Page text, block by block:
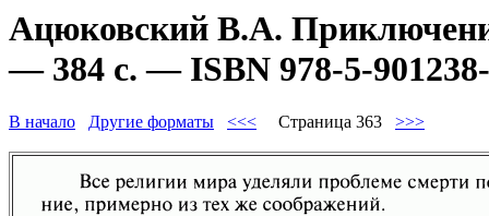
Ацюковский В.А.
— 384 с. — ISBN 978-5-
В начало Другие форматы <<< Страница 363 >>>